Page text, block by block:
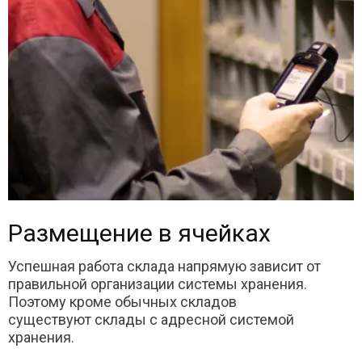
Размещение в ячейках
Успешная работа склада напрямую зависит от
правильной организации системы хранения.
Поэтому кроме обычных складов
существуют склады с адресной системой
хранения.